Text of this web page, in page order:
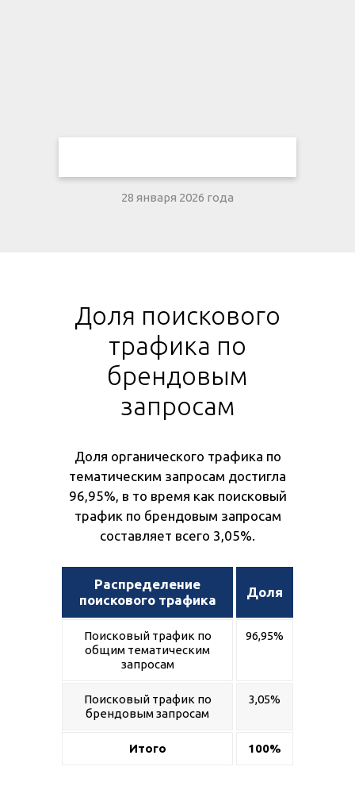
28 января 2026 года
Доля поискового
трафика по
брендовым
запросам
Доля органического трафика по
тематическим запросам достигла
96,95%, в то время как поисковый
трафик по брендовым запросам
составляет всего 3,05%.
Распределение
поискового трафика
Доля
Поисковый трафик по
общим тематическим
запросам
96,95%
Поисковый трафик по
брендовым запросам
3,05%
Итого 100%